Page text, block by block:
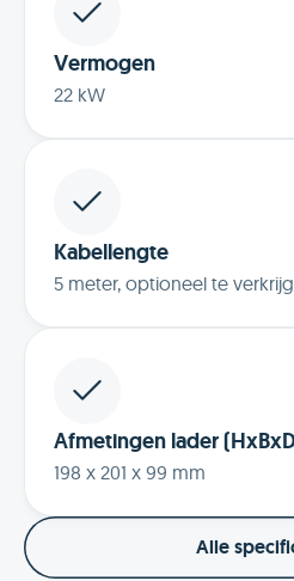
Vermogen
22 kW
Kabellengte
5 meter, optioneel te
Afmetingen lader
198 x 201 x 99 mm
Alle